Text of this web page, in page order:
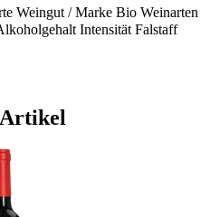
Weingut / Marke Bio Weinarten
Intensität Falstaff